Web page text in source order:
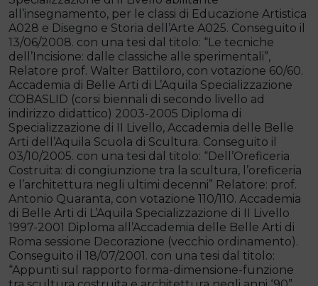
all’insegnamento, per le classi di Educazione Artistica
A028 e Disegno e Storia dell’Arte A025. Conseguito il
13/06/2008. con una tesi dal titolo: “Le tecniche
dell’Incisione: dalle classiche alle sperimentali”,
Relatore prof. Walter Battiloro, con votazione 60/60.
Accademia di Belle Arti di L’Aquila Specializzazione
COBASLID (corsi biennali di secondo livello ad
indirizzo didattico) 2003-2005 Diploma di
Specializzazione di II Livello, Accademia delle Belle
Arti dell’Aquila Scuola di Scultura. Conseguito il
03/10/2005. con una tesi dal titolo: “Dell’Oreficeria
Costruita: di congiunzione tra la scultura, l’oreficeria
e l’architettura negli ultimi decenni” Relatore: prof.
Antonio Quaranta, con votazione 110/110. Accademia
di Belle Arti di L’Aquila Specializzazione di II Livello
1997-2001 Diploma all’Accademia delle Belle Arti di
Roma sessione Decorazione (vecchio ordinamento).
Conseguito il 18/07/2001. con una tesi dal titolo:
“Appunti sul rapporto forma-dimensione-funzione